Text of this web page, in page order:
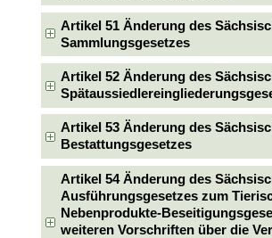
Artikel 51 Änderung des
Sammlungsgesetzes
Artikel 52 Änderung des
Artikel 53 Änderung des
Bestattungsgesetzes
Artikel 54 Änderung des
Ausführungsgesetzes zum
Nebenprodukte-
weiteren Vorschriften über die